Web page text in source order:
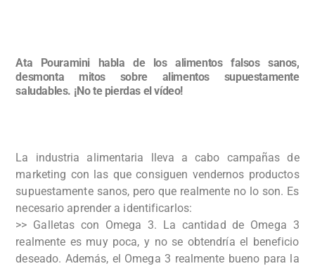
Ata Pouramini habla de los alimentos falsos sanos,
desmonta mitos sobre alimentos supuestamente
saludables. ¡No te pierdas el vídeo!
La industria alimentaria lleva a cabo campañas de
marketing con las que consiguen vendernos productos
supuestamente sanos, pero que realmente no lo son. Es
necesario aprender a identificarlos:
>> Galletas con Omega 3. La cantidad de Omega 3
realmente es muy poca, y no se obtendría el beneficio
deseado. Además, el Omega 3 realmente bueno para la